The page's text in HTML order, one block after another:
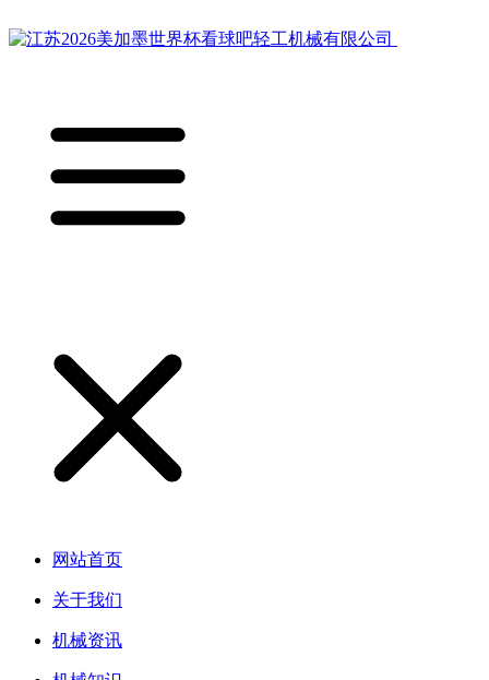
网站首页
关于我们
机械资讯